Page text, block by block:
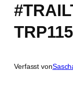
TRP115
Verfasst von